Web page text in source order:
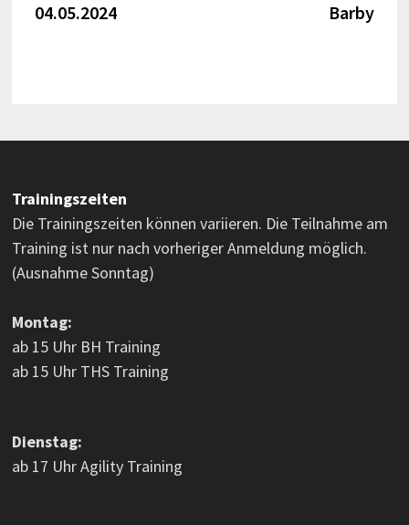
04.05.2024
Barby
Trainingszeiten
Die Trainingszeiten können variieren. Die Teilnahme am
Training ist nur nach vorheriger Anmeldung möglich.
(Ausnahme Sonntag)
Montag:
ab 15 Uhr BH Training
ab 15 Uhr THS Training
Dienstag:
ab 17 Uhr Agility Training